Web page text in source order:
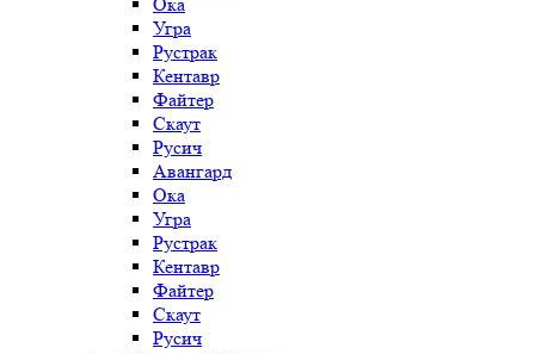
Угра
Рустрак
Кентавр
Файтер
Скаут
Русич
Авангард
Ока
Угра
Рустрак
Кентавр
Файтер
Скаут
Русич